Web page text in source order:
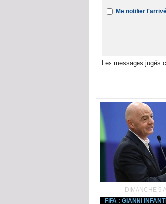
Me notifier
Les messages jugés
DIMANCHE 9
FIFA : GIANNI